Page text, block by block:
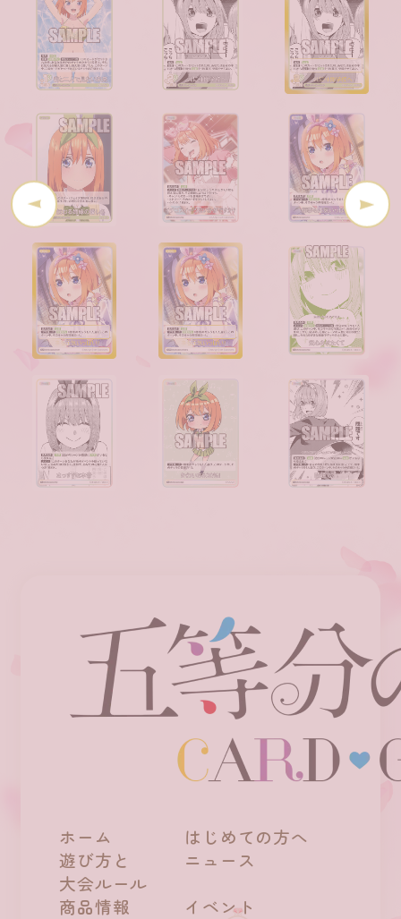
ホーム
はじめての方へ
遊び方と
大会ルール
ニュース
商品情報
イベント